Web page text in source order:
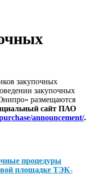
закупочных
закупочных
размещаются
сайт ПАО
announcement/.
процедуры
площадке ТЭК-